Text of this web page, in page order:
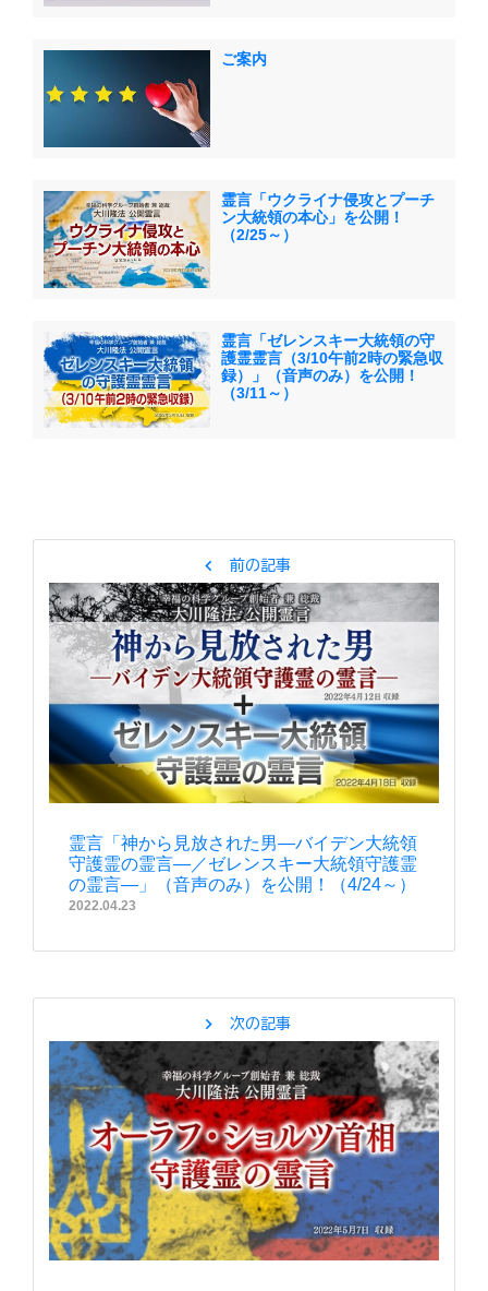
ご案内
霊言「ウクライナ侵攻とプーチ
ン大統領の本心」を公開！
（2/25～）
霊言「ゼレンスキー大統領の守
護霊霊言（3/10午前2時の緊急収
録）」（音声のみ）を公開！
（3/11～）
chevron_left 前の記事
霊言「神から見放された男―バイデン大統領
守護霊の霊言―／ゼレンスキー大統領守護霊
の霊言―」（音声のみ）を公開！（4/24～）
2022.04.23
chevron_right 次の記事